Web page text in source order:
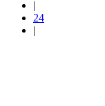
|
24
|